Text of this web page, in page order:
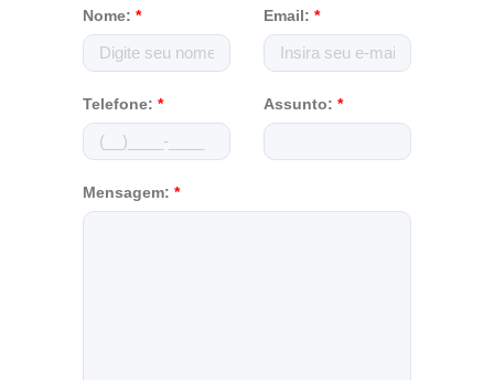
Nome: * Email: *
Telefone: * Assunto: *
Mensagem: *